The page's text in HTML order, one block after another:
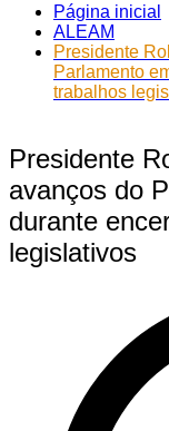
Página inicial
ALEAM
Presidente
Parlamento
trabalhos
Presidente
avanços do
durante
legislativos